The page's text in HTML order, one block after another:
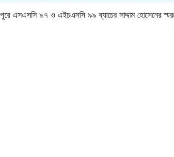
এসএসসি ৯৭ ও এইচএসসি ৯৯ ব্যাচের সাদ্দাম হোসেনের